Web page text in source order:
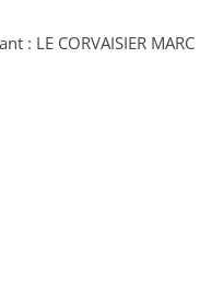
: LE CORVAISIER MARC